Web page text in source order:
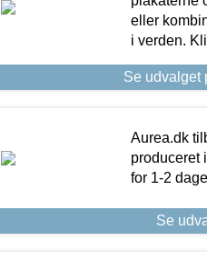
eller
i verden.
Se udvalget
Aurea.dk
produceret
for 1-2
Se